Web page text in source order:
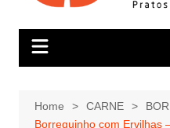
Home CARNE
Borreguinho com Ervilhas